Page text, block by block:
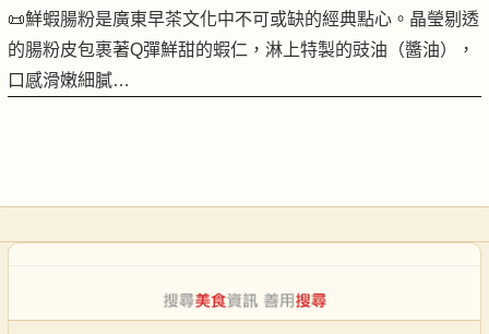
📜鮮蝦腸粉是廣東早茶文化中不可或缺的經典點心。晶瑩剔透
的腸粉皮包裹著Q彈鮮甜的蝦仁，淋上特製的豉油（醬油），
口感滑嫩細膩…